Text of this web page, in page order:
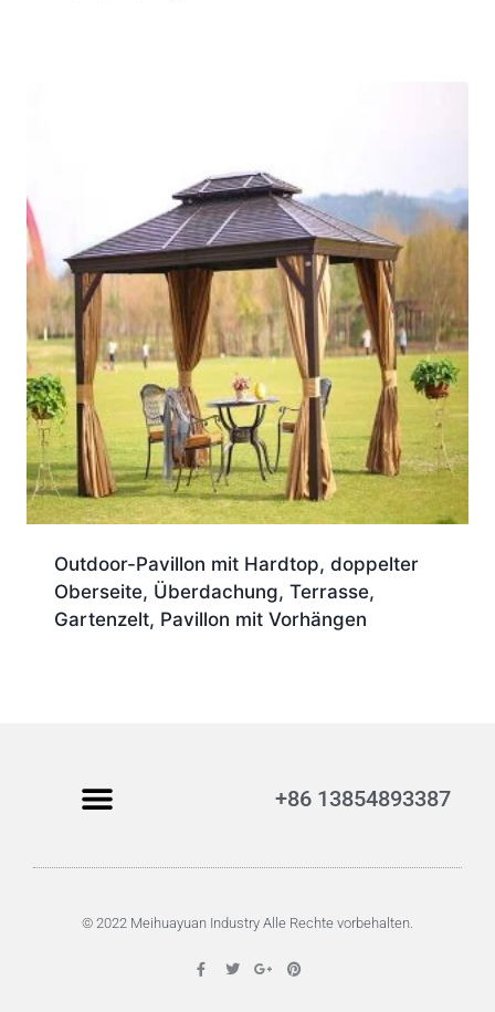
Outdoor-Pavillon mit Hardtop, doppelter
Oberseite, Überdachung, Terrasse,
Gartenzelt, Pavillon mit Vorhängen
+86 13854893387
© 2022 Meihuayuan Industry Alle Rechte vorbehalten.